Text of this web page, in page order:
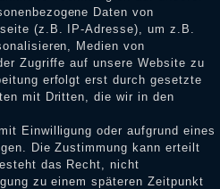
Daten von
(z.B. IP-Adresse), um z.B.
Medien von
Zugriffe auf unsere Website zu
erfolgt erst durch gesetzte
mit Dritten, die wir in den
Einwilligung oder aufgrund eines
Die Zustimmung kann erteilt
das Recht, nicht
zu einem späteren Zeitpunkt